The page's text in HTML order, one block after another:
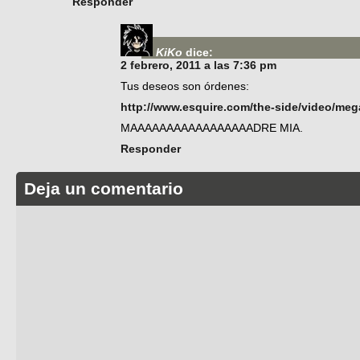
KiKo dice:
2 febrero, 2011 a las 7:36 pm
Tus deseos son órdenes:
http://www.esquire.com/the-side/video/
MAAAAAAAAAAAAAAAAADRE MIA.
Responder
Deja un comentario